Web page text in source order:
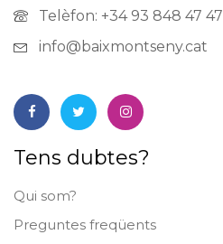
Telèfon: +34 93 848 47 47
info@baixmontseny.cat
Tens dubtes?
Qui som?
Preguntes freqüents